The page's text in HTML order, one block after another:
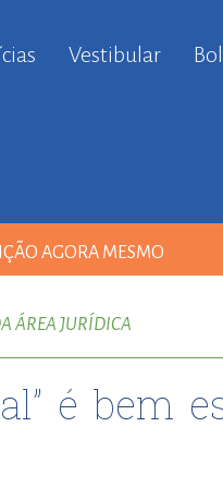
Vestibular
AGORA MESMO
ÁREA JURÍDICA
é bem